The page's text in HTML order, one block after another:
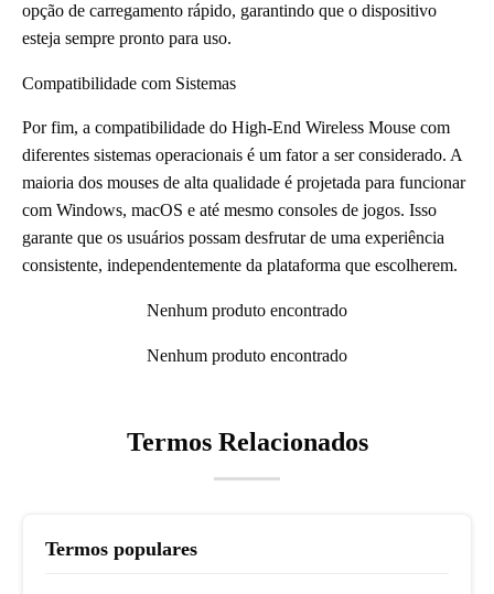
opção de carregamento rápido, garantindo que o dispositivo
esteja sempre pronto para uso.
Compatibilidade com Sistemas
Por fim, a compatibilidade do High-End Wireless Mouse com
diferentes sistemas operacionais é um fator a ser considerado. A
maioria dos mouses de alta qualidade é projetada para funcionar
com Windows, macOS e até mesmo consoles de jogos. Isso
garante que os usuários possam desfrutar de uma experiência
consistente, independentemente da plataforma que escolherem.
Nenhum produto encontrado
Nenhum produto encontrado
Termos Relacionados
Termos populares